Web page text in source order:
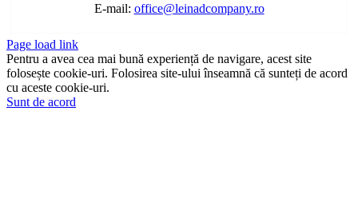
E-mail: office@leinadcompany.ro
Page load link
Pentru a avea cea mai bună experiență de navigare, acest site
folosește cookie-uri. Folosirea site-ului înseamnă că sunteți de acord
cu aceste cookie-uri.
Sunt de acord